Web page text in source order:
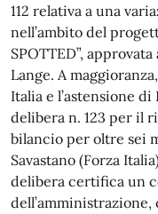
112 relativa a una
nell’ambito del
SPOTTED”,
Lange. A
Italia e l’astensione
delibera n. 123 per il
bilancio per oltre sei
Savastano (Forza
delibera certifica un